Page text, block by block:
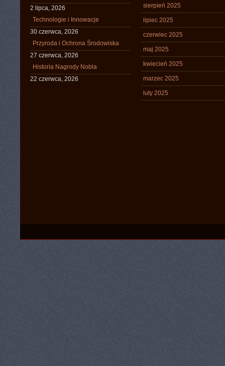
2 lipca, 2026
Technologie i Innowacje
30 czerwca, 2026
Przyroda i Ochrona Środowiska
27 czerwca, 2026
Historia Nagrody Nobla
22 czerwca, 2026
sierpień 2025
lipiec 2025
czerwiec 2025
maj 2025
kwiecień 2025
marzec 2025
luty 2025